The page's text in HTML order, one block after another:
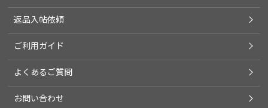
返品入帖依頼
ご利用ガイド
よくあるご質問
お問い合わせ